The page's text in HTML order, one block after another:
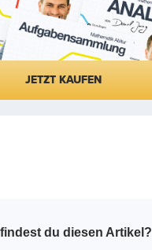
JETZT KAUFEN
du diesen Artikel?